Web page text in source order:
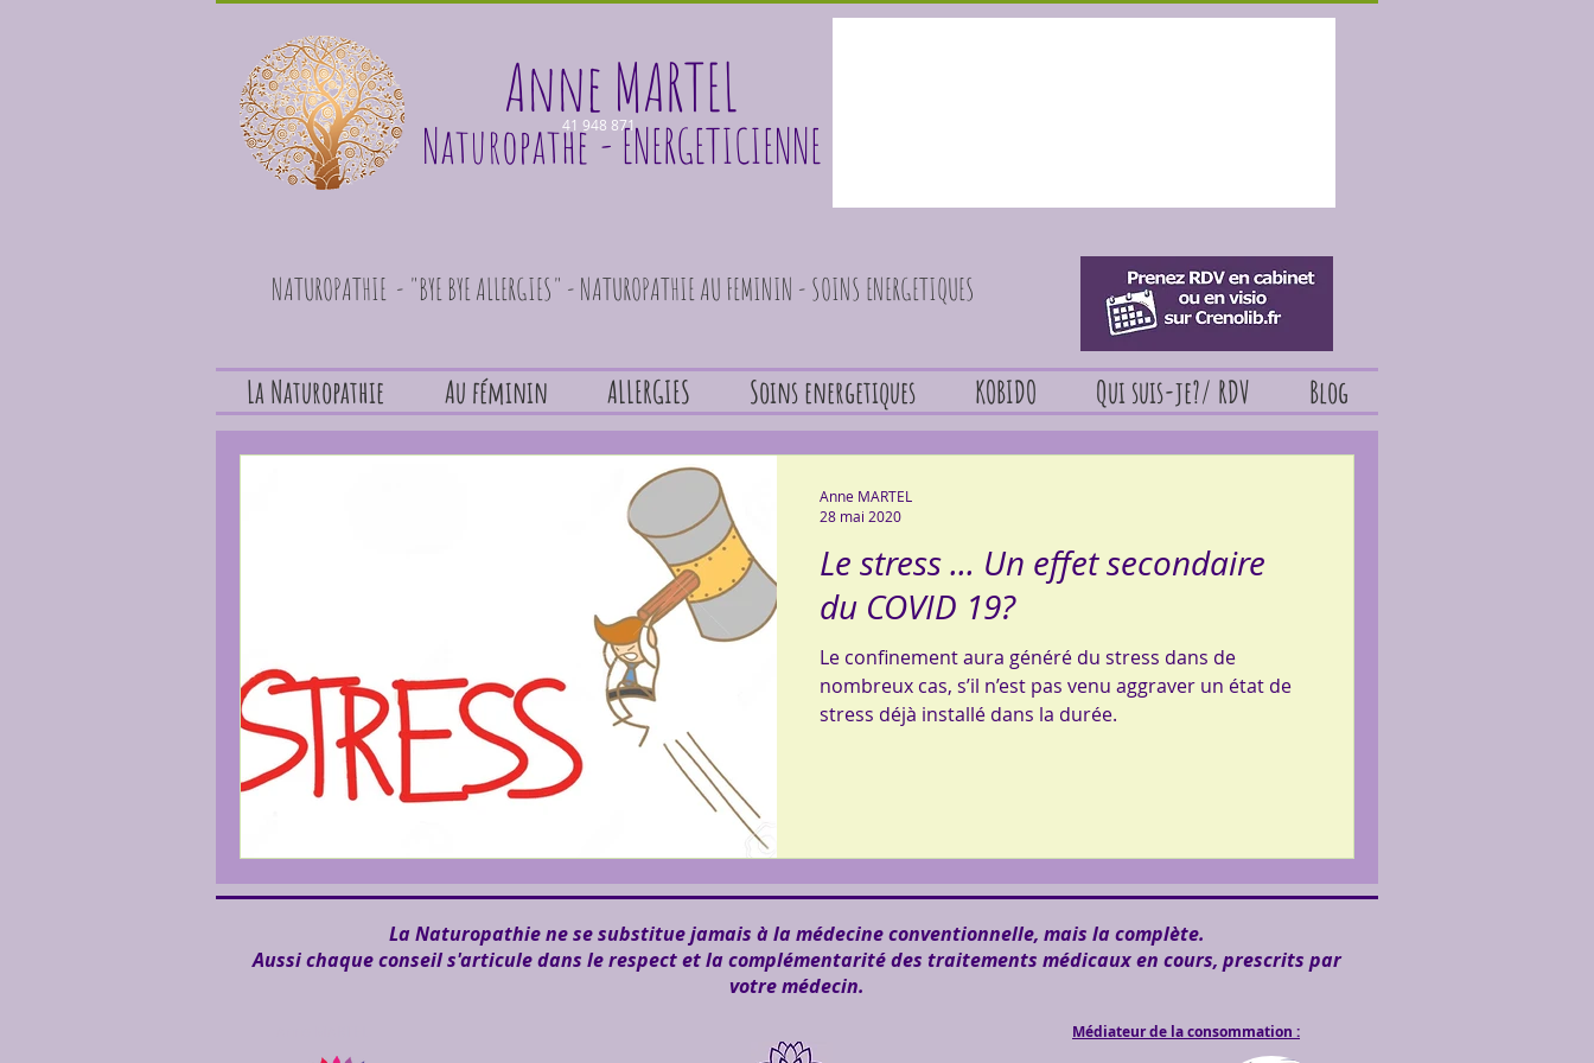
Anne MARTEL
Naturopathe- ENERGETICIENNE
41 948 871
NATUROPATHIE - "BYE BYE ALLERGIES" - NATUROPATHIE AU FEMININ - SOINS ENERGETIQUES
La Naturopathie Au féminin ALLERGIES Soins energetiques KOBIDO Qui suis-je?/ RDV Blog
Le stress ... Un effet secondaire
du COVID 19?
Le confinement aura généré du stress dans de
nombreux cas, s’il n’est pas venu aggraver un état de
stress déjà installé dans la durée.
Anne MARTEL
28 mai 2020
La Naturopathie ne se substitue jamais à la médecine conventionnelle, mais la complète.
Aussi chaque conseil s'articule dans le respect et la complémentarité des traitements médicaux en cours, prescrits par
votre médecin.
Médiateur de la consommation :